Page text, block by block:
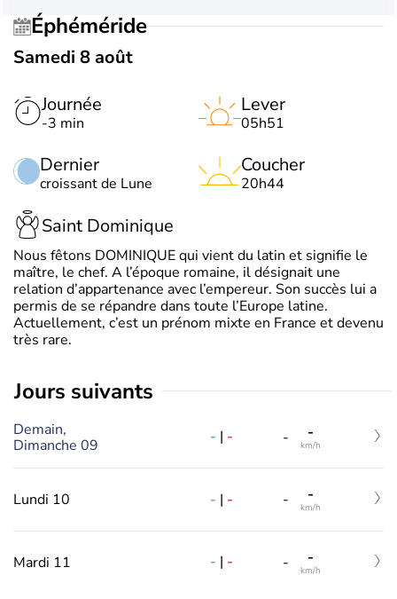
Éphéméride
Samedi 8 août
Journée
-3 min
Dernier
croissant de Lune
Lever
05h51
Coucher
20h44
Saint Dominique
Nous fêtons DOMINIQUE qui vient du latin et signifie le
maître, le chef. A l’époque romaine, il désignait une
relation d’appartenance avec l’empereur. Son succès lui a
permis de se répandre dans toute l’Europe latine.
Actuellement, c’est un prénom mixte en France et devenu
très rare.
jours suivants
Demain,
Dimanche 09
- | - - -
km/h
Lundi 10 - | - - -
km/h
Mardi 11 - | - - -
km/h